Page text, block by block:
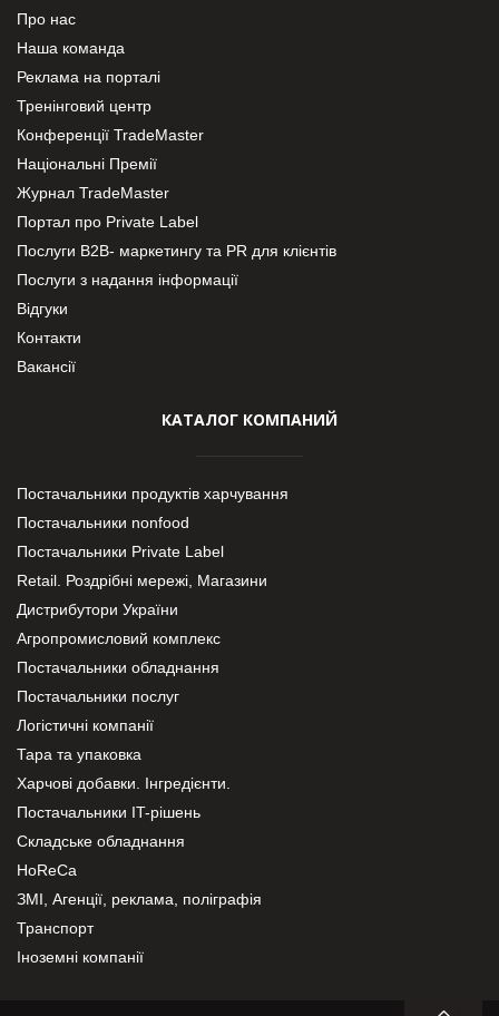
Про нас
Наша команда
Реклама на порталі
Тренінговий центр
Конференції TradeMaster
Національні Премії
Журнал TradeMaster
Портал про Private Label
Послуги В2В- маркетингу та PR для клієнтів
Послуги з надання інформації
Відгуки
Контакти
Вакансії
КАТАЛОГ КОМПАНИЙ
Постачальники продуктів харчування
Постачальники nonfood
Постачальники Private Label
Retail. Роздрібні мережі, Магазини
Дистрибутори України
Агропромисловий комплекс
Постачальники обладнання
Постачальники послуг
Логістичні компанії
Тара та упаковка
Харчові добавки. Інгредієнти.
Постачальники IT-рішень
Складське обладнання
HoReCa
ЗМІ, Агенції, реклама, поліграфія
Транспорт
Іноземні компанії